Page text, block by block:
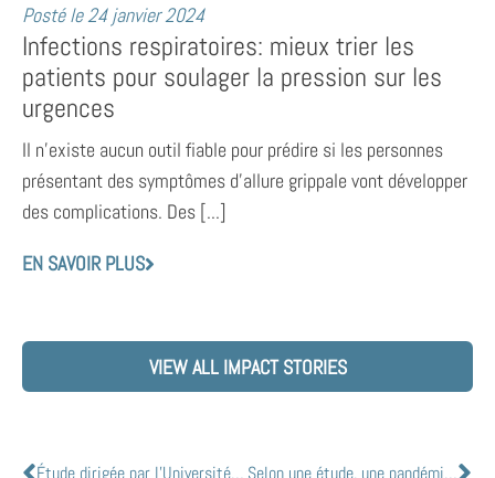
Posté le24 janvier 2024
Infections respiratoires: mieux trier les
patients pour soulager la pression sur les
urgences
Il n’existe aucun outil fiable pour prédire si les personnes
présentant des symptômes d’allure grippale vont développer
des complications. Des [...]
EN SAVOIR PLUS
VIEW ALL IMPACT STORIES
Étude dirigée par l’Université McMaster sur la réponse immunitaire au COVID-19 dans les communautés sud-asiatiques Selon une étude, une pandémie souligne la nécessité de lutter contre l’épuisement professionnel des médecins.